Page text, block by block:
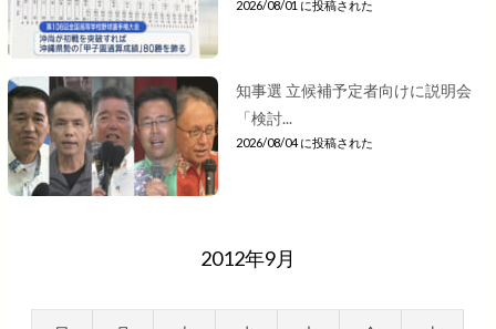
2026/08/01 に投稿された
知事選 立候補予定者向けに説明会
「検討...
2026/08/04 に投稿された
2012年9月